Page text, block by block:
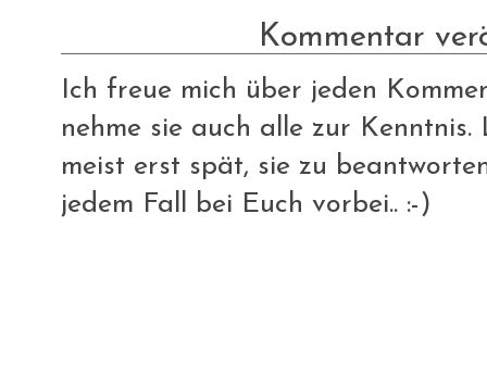
Kommentar
Ich freue mich über jeden
nehme sie auch alle zur
meist erst spät, sie zu
jedem Fall bei Euch vorbei.. :-)